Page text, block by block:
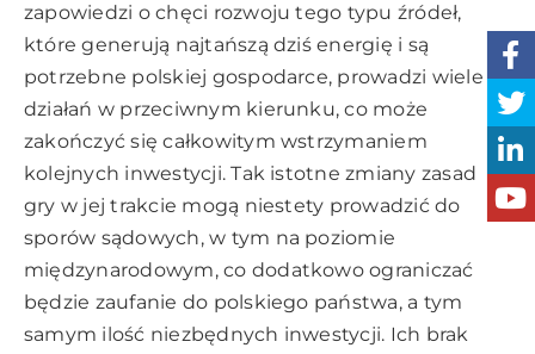
zapowiedzi o chęci rozwoju tego typu źródeł,
które generują najtańszą dziś energię i są
potrzebne polskiej gospodarce, prowadzi wiele
działań w przeciwnym kierunku, co może
zakończyć się całkowitym wstrzymaniem
kolejnych inwestycji. Tak istotne zmiany zasad
gry w jej trakcie mogą niestety prowadzić do
sporów sądowych, w tym na poziomie
międzynarodowym, co dodatkowo ograniczać
będzie zaufanie do polskiego państwa, a tym
samym ilość niezbędnych inwestycji. Ich brak